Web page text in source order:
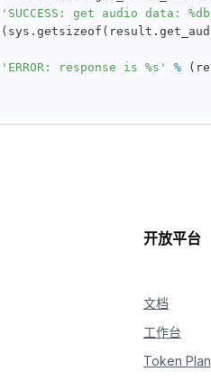
'SUCCESS: get audio data:
( sys . getsizeof ( result .
'ERROR: response is %s' % (
开放平台
文档
工作台
Token Plan